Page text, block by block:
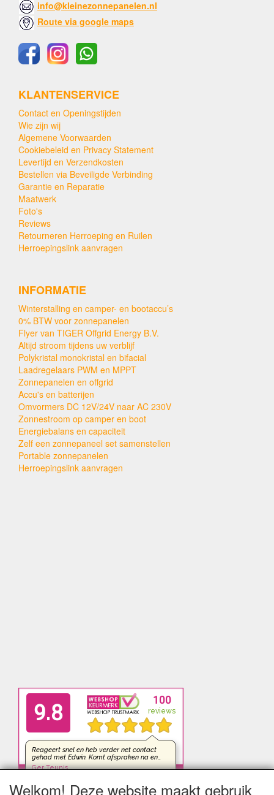
info@kleinezonnepanelen.nl
Route via google maps
KLANTENSERVICE
Contact en Openingstijden
Wie zijn wij
Algemene Voorwaarden
Cookiebeleid en Privacy Statement
Levertijd en Verzendkosten
Bestellen via Beveiligde Verbinding
Garantie en Reparatie
Maatwerk
Foto's
Reviews
Retourneren Herroeping en Ruilen
Herroepingslink aanvragen
INFORMATIE
Winterstalling en camper- en bootaccu’s
0% BTW voor zonnepanelen
Flyer van TIGER Offgrid Energy B.V.
Altijd stroom tijdens uw verblijf
Polykristal monokristal en bifacial
Laadregelaars PWM en MPPT
Zonnepanelen en offgrid
Accu's en batterijen
Omvormers DC 12V/24V naar AC 230V
Zonnestroom op camper en boot
Energiebalans en capaciteit
Zelf een zonnepaneel set samenstellen
Portable zonnepanelen
Herroepingslink aanvragen
Welkom! Deze website maakt gebruik